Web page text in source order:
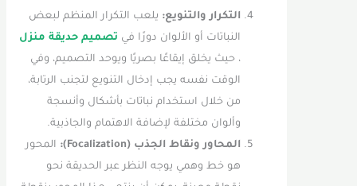
التكرار والتنويع:يلعب التكرار المنظم لبعض
النباتات أو الألوان دورًا فيتصميم حديقة منزل
، حيث يخلق إيقاعًا بصريًا ويوحد التصميم، وفي
الوقت نفسه يجب إدخال التنويع لتجنب الرتابة،
من خلال استخدام نباتات بأشكال وأنسجة
وألوان مختلفة لإضافة الاهتمام والجاذبية.
المحاور ونقاط الجذب (Focalization):
المحور
هو خط وهمي يوجه النظر عبر الحديقة نحو